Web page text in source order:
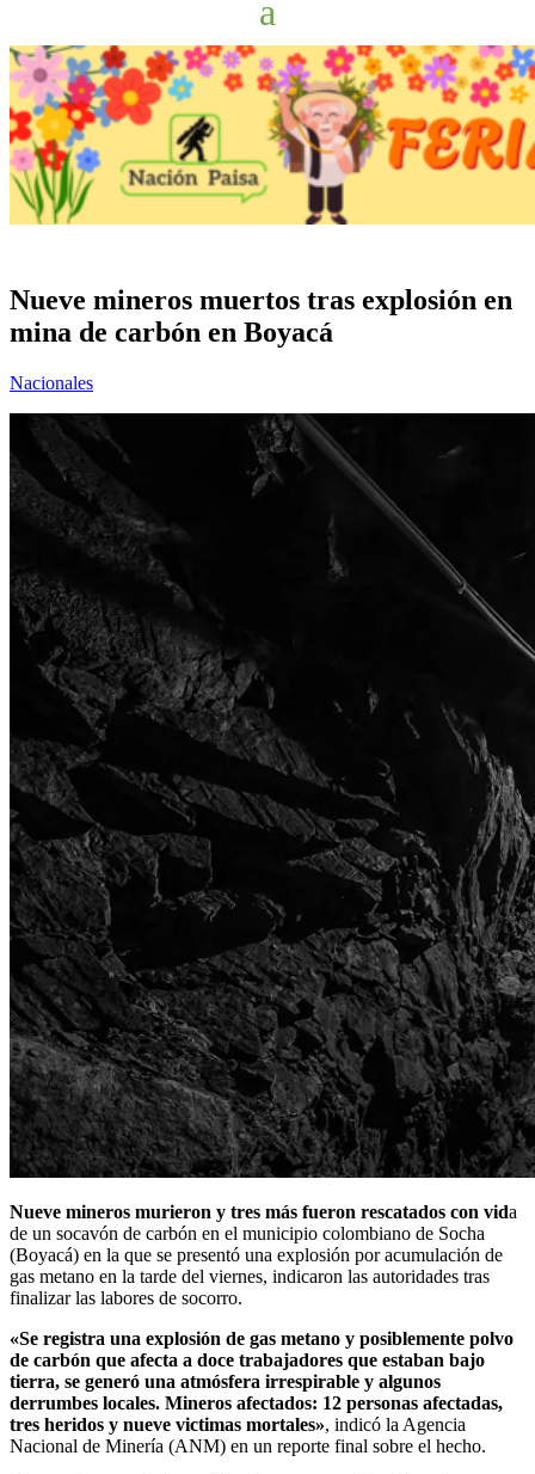
Nueve mineros muertos tras explosión en
mina de carbón en Boyacá
Nacionales
Nueve mineros murieron y tres más fueron rescatados con vida
de un socavón de carbón en el municipio colombiano de Socha
(Boyacá) en la que se presentó una explosión por acumulación de
gas metano en la tarde del viernes, indicaron las autoridades tras
finalizar las labores de socorro.
«Se registra una explosión de gas metano y posiblemente polvo
de carbón que afecta a doce trabajadores que estaban bajo
tierra, se generó una atmósfera irrespirable y algunos
derrumbes locales. Mineros afectados: 12 personas afectadas,
tres heridos y nueve victimas mortales», indicó la Agencia
Nacional de Minería (ANM) en un reporte final sobre el hecho.